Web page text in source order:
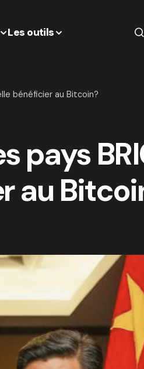
Les outils
bénéficier au Bitcoin?
pays
au